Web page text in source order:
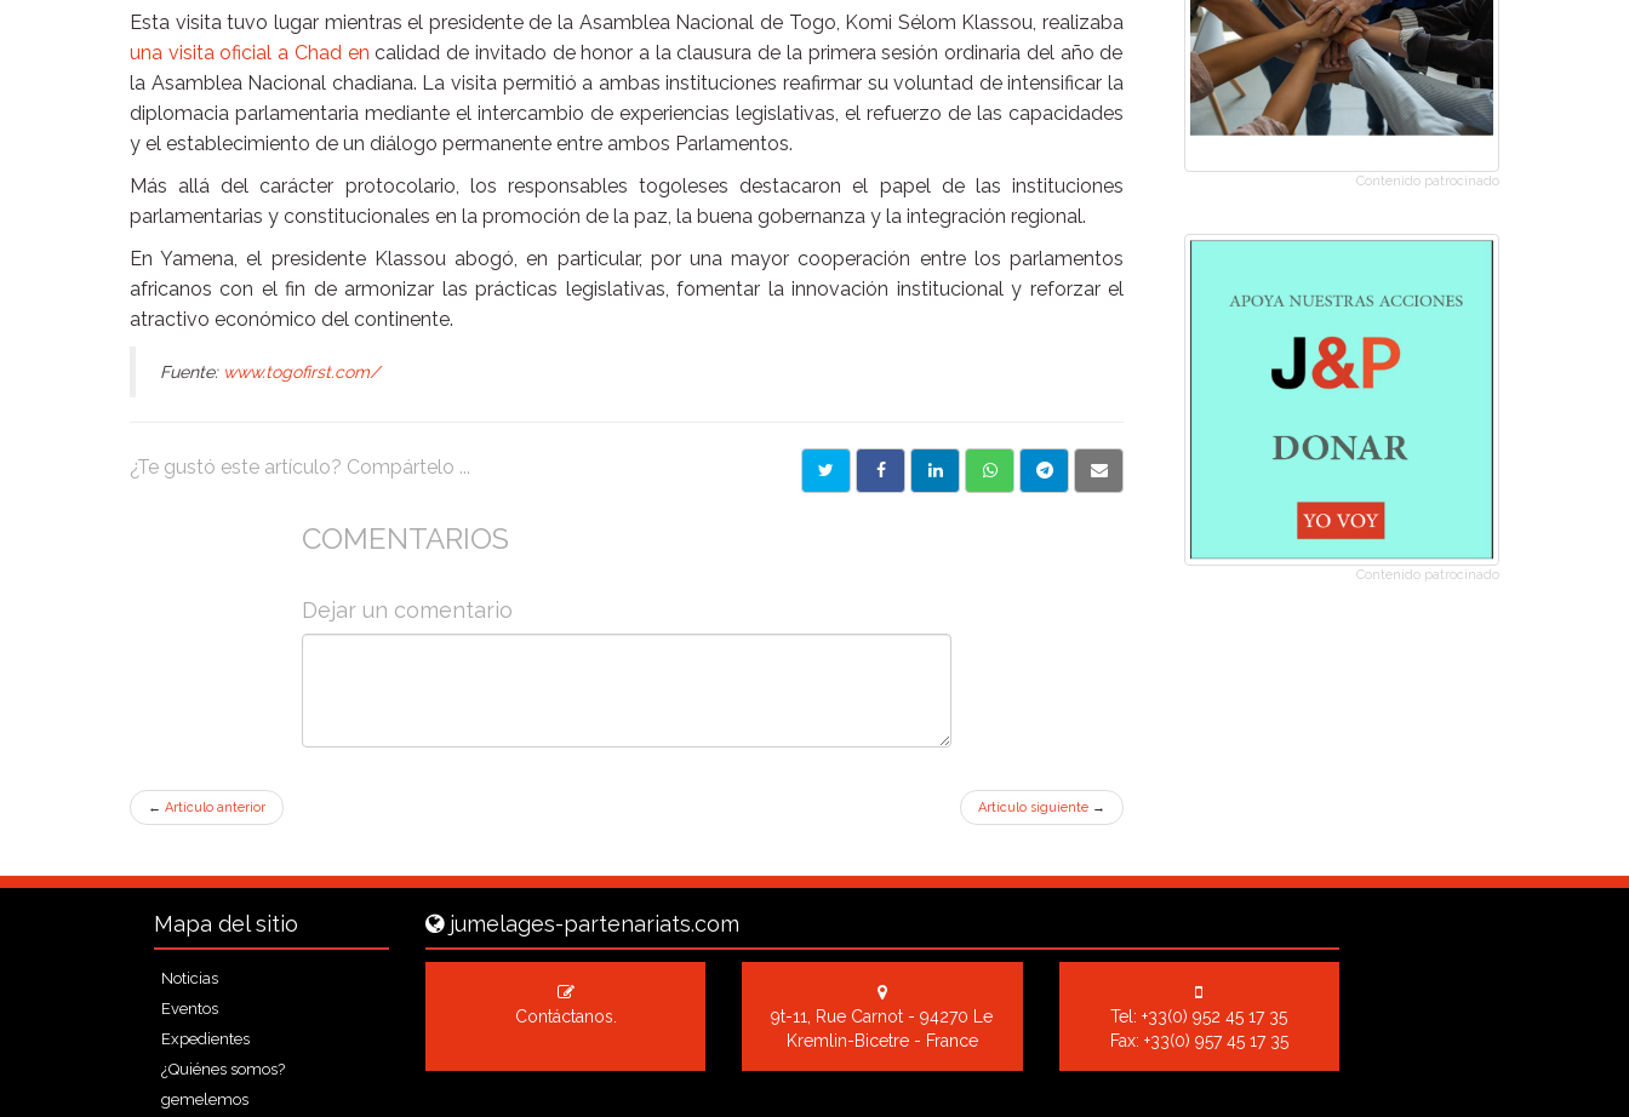
Esta visita tuvo lugar mientras el presidente de la Asamblea Nacional de Togo, Komi Sélom Klassou, realizaba
una visita oficial a Chad encalidad de invitado de honor a la clausura de la primera sesión ordinaria del año de
la Asamblea Nacional chadiana. La visita permitió a ambas instituciones reafirmar su voluntad de intensificar la
diplomacia parlamentaria mediante el intercambio de experiencias legislativas, el refuerzo de las capacidades
y el establecimiento de un diálogo permanente entre ambos Parlamentos.
Más allá del carácter protocolario, los responsables togoleses destacaron el papel de las instituciones
parlamentarias y constitucionales en la promoción de la paz, la buena gobernanza y la integración regional.
En Yamena, el presidente Klassou abogó, en particular, por una mayor cooperación entre los parlamentos
africanos con el fin de armonizar las prácticas legislativas, fomentar la innovación institucional y reforzar el
atractivo económico del continente.
Fuente: www.togofirst.com/
¿Te gustó este artículo? Compártelo ...
COMENTARIOS
Dejar un comentario
← Artículo anterior Artículo siguiente →
Contenido patrocinado
Contenido patrocinado
Mapa del sitio
Noticias
Eventos
Expedientes
¿Quiénes somos?
gemelemos
jumelages-partenariats.com
Contáctanos.
9t-11, Rue Carnot - 94270 Le
Kremlin-Bicetre - France
Tel:+33(0) 952 45 17 35
Fax: +33(0) 957 45 17 35